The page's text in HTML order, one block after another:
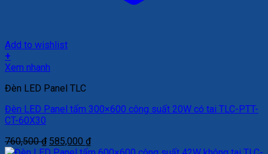
Add to wishlist
+
Xem nhanh
Đèn LED Panel TLC
Đèn LED Panel tấm 300×600 công suất 20W có tai TLC-PTT-
CT-60X30
760,500₫ Giá
585,000 ₫Giá